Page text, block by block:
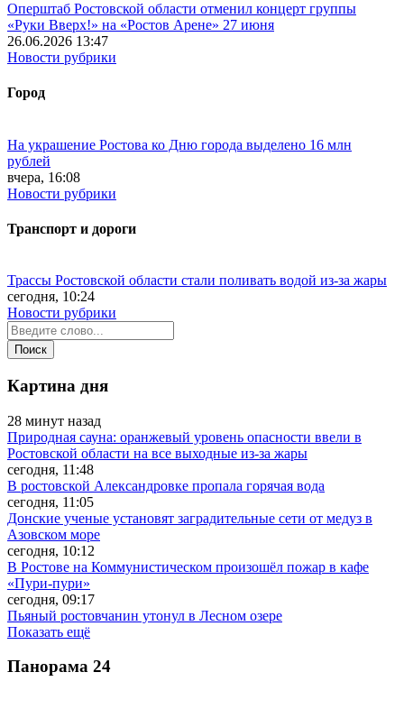
Оперштаб Ростовской области отменил концерт группы
«Руки Вверх!» на «Ростов Арене» 27 июня
26.06.2026 13:47
Новости рубрики
Город
На украшение Ростова ко Дню города выделено 16 млн
рублей
вчера, 16:08
Новости рубрики
Транспорт и дороги
Трассы Ростовской области стали поливать водой из-за жары
сегодня, 10:24
Новости рубрики
Картина дня
28 минут назад
Природная сауна: оранжевый уровень опасности ввели в
Ростовской области на все выходные из-за жары
сегодня, 11:48
В ростовской Александровке пропала горячая вода
сегодня, 11:05
Донские ученые установят заградительные сети от медуз в
Азовском море
сегодня, 10:12
В Ростове на Коммунистическом произошёл пожар в кафе
«Пури-пури»
сегодня, 09:17
Пьяный ростовчанин утонул в Лесном озере
Показать ещё
Панорама 24